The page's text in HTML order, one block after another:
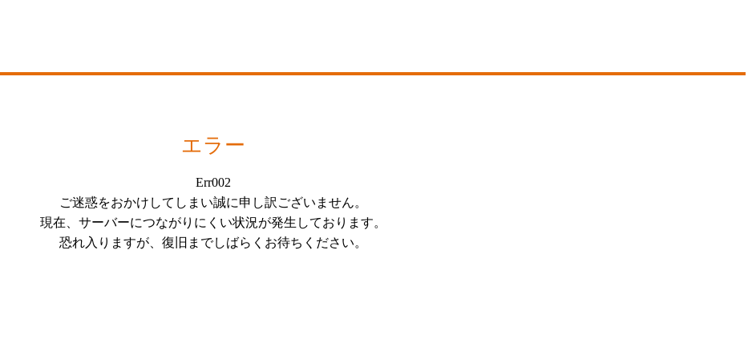
エラー
Err002
ご迷惑をおかけしてしまい誠に申し訳ございません。
現在、サーバーにつながりにくい状況が発生しております。
恐れ入りますが、復旧までしばらくお待ちください。